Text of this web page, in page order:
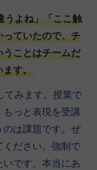
うよね」「ここ触
ていたので、チ
ことはチームだ
ます。
てみます。授業で
っと表現を受講
は課題です。ぜ
ください。強制で
です。本当にあ